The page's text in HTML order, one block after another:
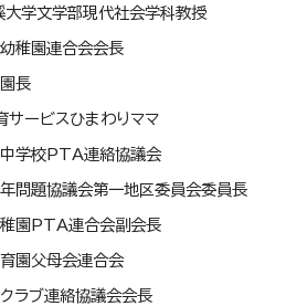
大学文学部現代社会学科教授
稚園連合会会長
長
ービスひまわりママ
学校PTA連絡協議会
問題協議会第一地区委員会委員長
園PTA連合会副会長
園父母会連合会
ラブ連絡協議会会長